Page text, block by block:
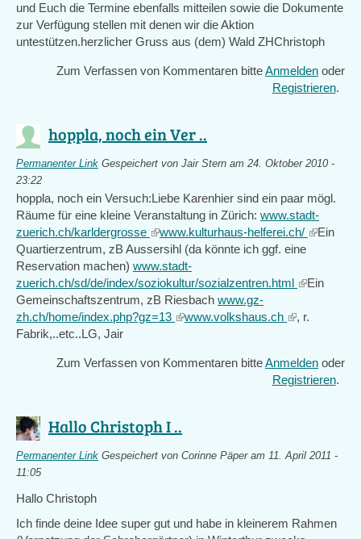
und Euch die Termine ebenfalls mitteilen sowie die Dokumente
zur Verfügung stellen mit denen wir die Aktion
untestützen.herzlicher Gruss aus (dem) Wald ZHChristoph
Zum Verfassen von Kommentaren bitteAnmelden oder
Registrieren.
hoppla, noch ein Ver ..
Permanenter Link Gespeichert von Jair Stern am 24. Oktober 2010 -
23:22
hoppla, noch ein Versuch:Liebe Karenhier sind ein paar mögl.
Räume für eine kleine Veranstaltung in Zürich: www.stadt-
zuerich.ch/karldergrosse (link
is
external)
www.kulturhaus-helferei.ch/ (link
Ein
Quartierzentrum, zB Aussersihl (da könnte ich ggf. eine
Reservation machen) www.stadt-
zuerich.ch/sd/de/index/soziokultur/sozialzentren.html (link
external)
Ein
Gemeinschaftszentrum, zB Riesbach www.gz-
zh.ch/home/index.php?gz=13 (link
www.volkshaus.ch (link
, r.
Fabrik,..etc..LG, Jair
Zum Verfassen von Kommentaren bitteAnmelden oder
Registrieren.
Hallo Christoph I ..
Permanenter Link Gespeichert von Corinne Päperam 11. April 2011 -
11:05
Hallo Christoph
Ich finde deine Idee super gut und habe in kleinerem Rahmen